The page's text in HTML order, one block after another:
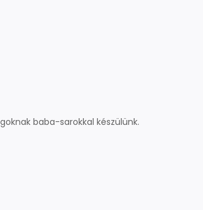
baba-sarokkal készülünk.